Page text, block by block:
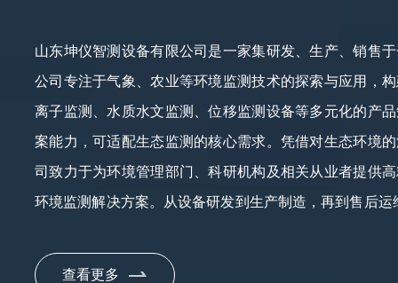
山东坤仪智测设备有限公司是一家集研发、生产、销售
公司专注于气象、农业等环境监测技术的探索与应用，
离子监测、水质水文监测、位移监测设备等多元化的产
案能力，可适配生态监测的核心需求。凭借对生态环境
司致力于为环境管理部门、科研机构及相关从业者提供
环境监测解决方案。从设备研发到生产制造，再到售后
效率。公司始终秉持“科技赋能环境，守护绿色生态”的理
查看更多